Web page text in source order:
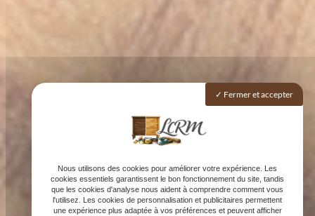
Fermer et accepter
Nous utilisons des cookies pour améliorer votre expérience. Les
cookies essentiels garantissent le bon fonctionnement du site, tandis
que les cookies d'analyse nous aident à comprendre comment vous
l'utilisez. Les cookies de personnalisation et publicitaires permettent
une expérience plus adaptée à vos préférences et peuvent afficher